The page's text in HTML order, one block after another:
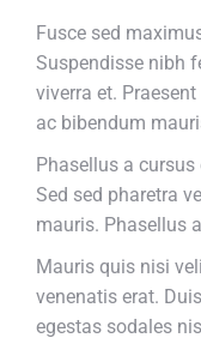
Fusce sed
Suspendisse nibh
viverra et.
ac bibendum
Phasellus a
Sed sed pharetra
mauris. Phasellus
Mauris quis nisi
venenatis erat.
egestas sodales